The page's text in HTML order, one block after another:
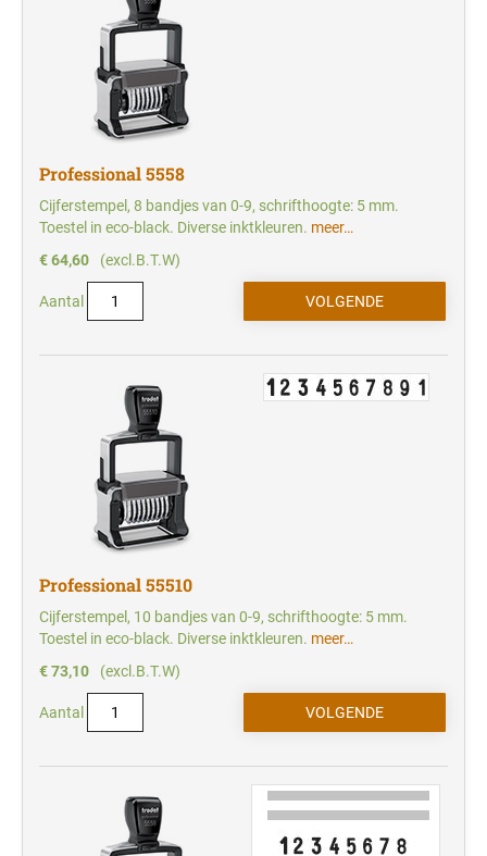
Professional 5558
Cijferstempel, 8 bandjes van 0-9, schrifthoogte: 5 mm.
Toestel in eco-black. Diverse inktkleuren. meer…
€ 64,60
(excl.B.T.W)
Aantal
Professional 55510
Cijferstempel, 10 bandjes van 0-9, schrifthoogte: 5 mm.
Toestel in eco-black. Diverse inktkleuren. meer…
€ 73,10
(excl.B.T.W)
Aantal